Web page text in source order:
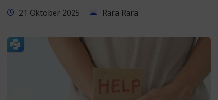
21 Oktober 2025 Rara Rara